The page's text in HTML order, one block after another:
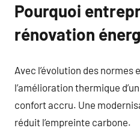
Pourquoi
rénovation
Avec l’évolution des normes
l’amélioration thermique
confort accru. Une
réduit l’empreinte carbone.